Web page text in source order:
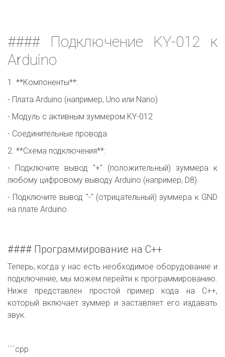
#### Подключение KY-012 к
Arduino
1. **Компоненты**:
- Плата Arduino (например, Uno или Nano)
- Модуль с активным зуммером KY-012
- Соединительные провода
2. **Схема подключения**:
- Подключите вывод "+" (положительный) зуммера к
любому цифровому выводу Arduino (например, D8).
- Подключите вывод "-" (отрицательный) зуммера к GND
на плате Arduino.
#### Программирование на C++
Теперь, когда у нас есть необходимое оборудование и
подключение, мы можем перейти к программированию.
Ниже представлен простой пример кода на C++,
который включает зуммер и заставляет его издавать
звук.
```cpp